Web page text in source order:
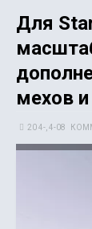
Для
мехов
20 4-, 4-08